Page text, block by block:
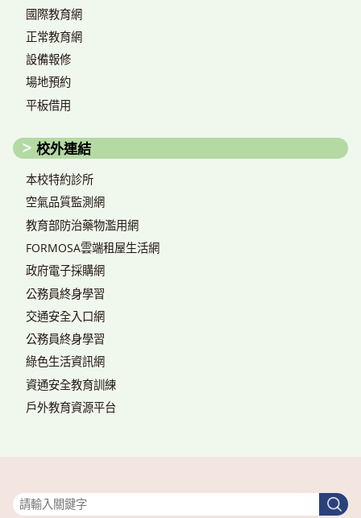
國際教育網
正常教育網
設備報修
場地預約
平板借用
校外連結
本校特約診所
空氣品質監測網
教育部防治藥物濫用網
FORMOSA雲端租屋生活網
政府電子採購網
公務員終身學習
交通安全入口網
公務員終身學習
綠色生活資訊網
資通安全教育訓練
戶外教育資源平台
搜
尋